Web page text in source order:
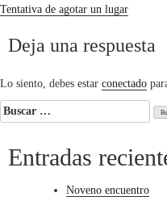
Navegación
de
Tentativa de agotar un lugar
Deja una respuesta
Lo siento, debes estar conectado
Buscar:
Entradas
Noveno encuentro